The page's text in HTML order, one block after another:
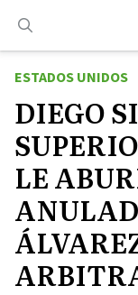
contenido
ESTADOS UNIDOS
DIEGO
LE